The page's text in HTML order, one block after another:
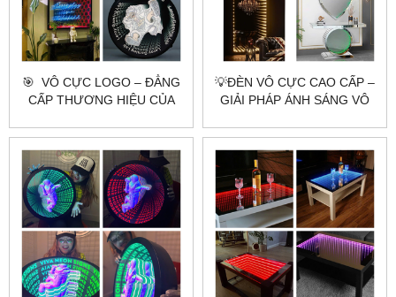
🎯 ​​​​​​​ VÔ CỰC LOGO – ĐẲNG
CẤP THƯƠNG HIỆU CỦA
💡ĐÈN VÔ CỰC CAO CẤP –
GIẢI PHÁP ÁNH SÁNG VÔ
CITYBUILDING